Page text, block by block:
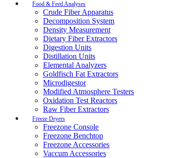
Food & Feed Analyses
Crude Fiber Apparatus
Decomposition System
Density Measurement
Dietary Fiber Extractors
Digestion Units
Distillation Units
Elemental Analyzers
Goldfisch Fat Extractors
Microdigestor
Modified Atmosphere Testers
Oxidation Test Reactors
Raw Fiber Extractors
Freeze Dryers
Freezone Console
Freezone Benchtop
Freezone Accessories
Vaccum Accessories